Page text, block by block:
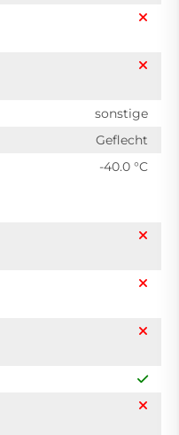
sonstige
Geflecht
-40.0 °C